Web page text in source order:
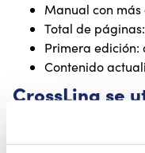
Manual con más
Total de
Primera edición:
Contenido
CrossLinq se